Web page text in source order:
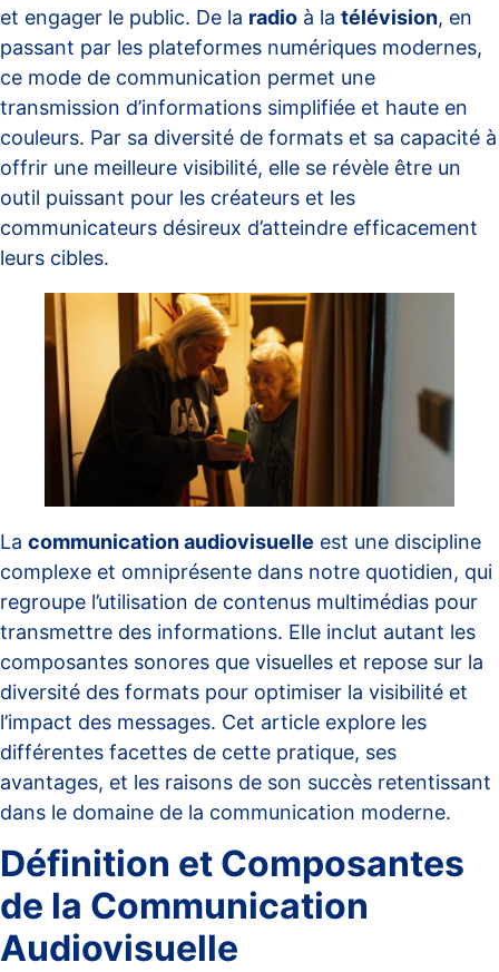
et engager le public. De la radio à la télévision, en
passant par les plateformes numériques modernes,
ce mode de communication permet une
transmission d’informations simplifiée et haute en
couleurs. Par sa diversité de formats et sa capacité à
offrir une meilleure visibilité, elle se révèle être un
outil puissant pour les créateurs et les
communicateurs désireux d’atteindre efficacement
leurs cibles.
La communication audiovisuelle est une discipline
complexe et omniprésente dans notre quotidien, qui
regroupe l’utilisation de contenus multimédias pour
transmettre des informations. Elle inclut autant les
composantes sonores que visuelles et repose sur la
diversité des formats pour optimiser la visibilité et
l’impact des messages. Cet article explore les
différentes facettes de cette pratique, ses
avantages, et les raisons de son succès retentissant
dans le domaine de la communication moderne.
Définition et Composantes
de la Communication
Audiovisuelle